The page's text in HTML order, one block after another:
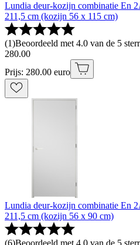
Lundia deur-kozijn combinatie En
211,5 cm (kozijn 56 x 115 cm)
(1)Beoordeeld met 4.0 van de 5
280.00
Prijs: 280.00 euro
Lundia deur-kozijn combinatie En
211,5 cm (kozijn 56 x 90 cm)